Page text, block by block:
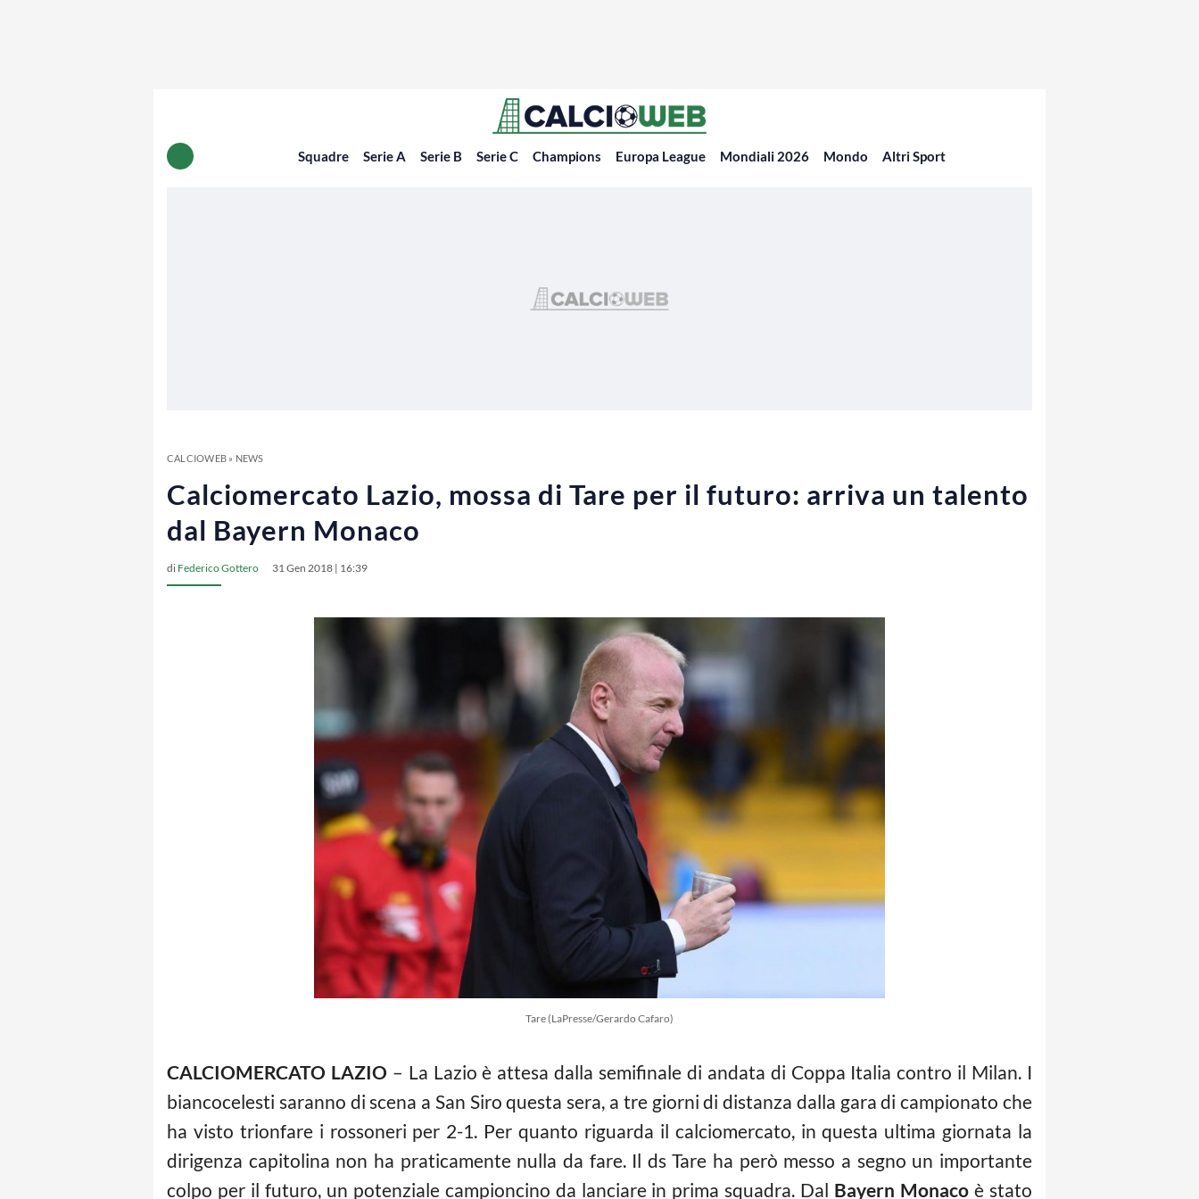
Squadre Serie A Serie B Serie C Champions Europa League Mondiali 2026 Mondo Altri Sport
CALCIOWEB» NEWS
Calciomercato Lazio, mossa di Tare per il futuro: arriva un talento
dal Bayern Monaco
di Federico Gottero 31 Gen 2018 | 16:39
Tare (LaPresse/Gerardo Cafaro)
CALCIOMERCATO LAZIO – La Lazio è attesa dalla semifinale di andata di Coppa Italia contro il Milan. I
biancocelesti saranno di scena a San Siro questa sera, a tre giorni di distanza dalla gara di campionato che
ha visto trionfare i rossoneri per 2-1. Per quanto riguarda il calciomercato, in questa ultima giornata la
dirigenza capitolina non ha praticamente nulla da fare. Il ds Tare ha però messo a segno un importante
colpo per il futuro, un potenziale campioncino da lanciare in prima squadra. Dal Bayern Monaco è stato